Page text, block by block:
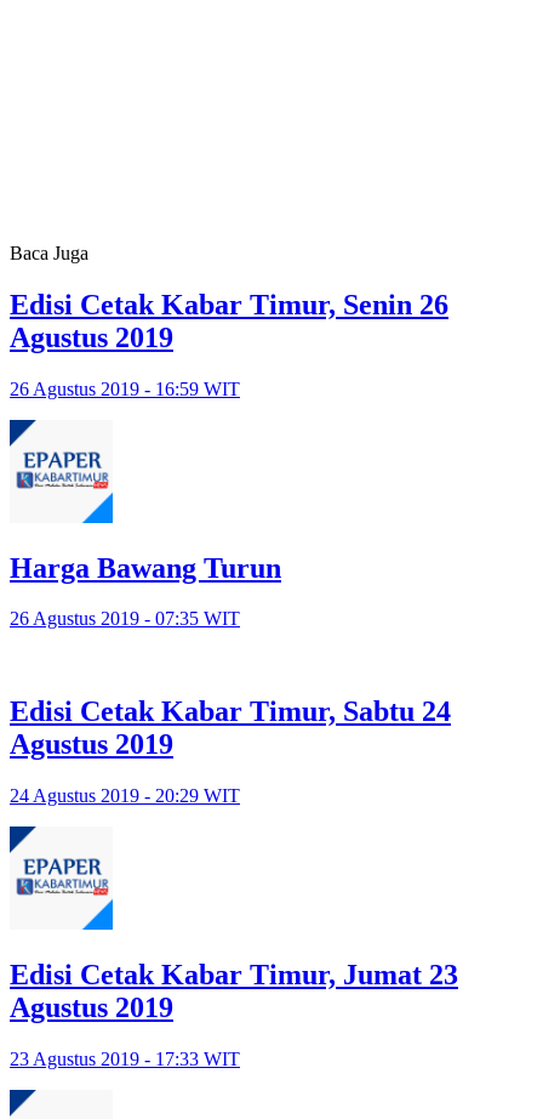
Baca Juga
Edisi Cetak Kabar Timur, Senin 26
Agustus 2019
26 Agustus 2019 - 16:59 WIT
Harga Bawang Turun
26 Agustus 2019 - 07:35 WIT
Edisi Cetak Kabar Timur, Sabtu 24
Agustus 2019
24 Agustus 2019 - 20:29 WIT
Edisi Cetak Kabar Timur, Jumat 23
Agustus 2019
23 Agustus 2019 - 17:33 WIT